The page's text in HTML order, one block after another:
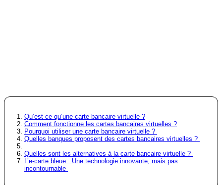
Qu’est-ce qu’une carte bancaire virtuelle ?
Comment fonctionne les cartes bancaires virtuelles ?
Pourquoi utiliser une carte bancaire virtuelle ?
Quelles banques proposent des cartes bancaires virtuelles ?
Quelles sont les alternatives à la carte bancaire virtuelle ?
L’e-carte bleue : Une technologie innovante, mais pas
incontournable